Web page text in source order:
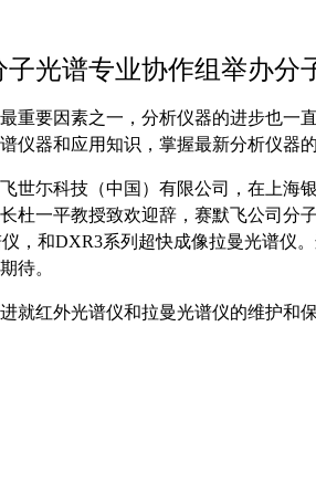
子光谱专业协作组举办分
重要因素之一，分析仪器的进步也
仪器和应用知识，掌握最新分析仪器的
世尓科技（中国）有限公司，在上海
杜一平教授致欢迎辞，赛默飞公司
，和DXR3系列超快成像拉曼光谱仪
待。
就红外光谱仪和拉曼光谱仪的维护